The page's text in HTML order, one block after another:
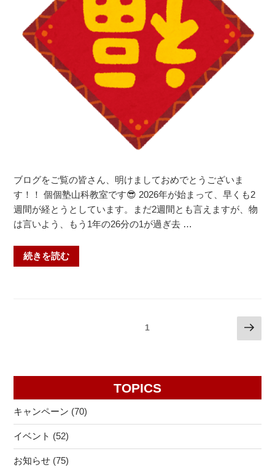
ブログをご覧の皆さん、明けましておめでとうございま
す！！ 個個塾山科教室です😎 2026年が始まって、早くも2
週間が経とうとしています。まだ2週間とも言えますが、物
は言いよう、もう1年の26分の1が過ぎ去 …
“一
年
一
日
の
計
は
続きを読む
ビ
ー
シ
ョ
ン
1
次
の
TOPICS
キャンペーン (70)
イベント (52)
お知らせ (75)